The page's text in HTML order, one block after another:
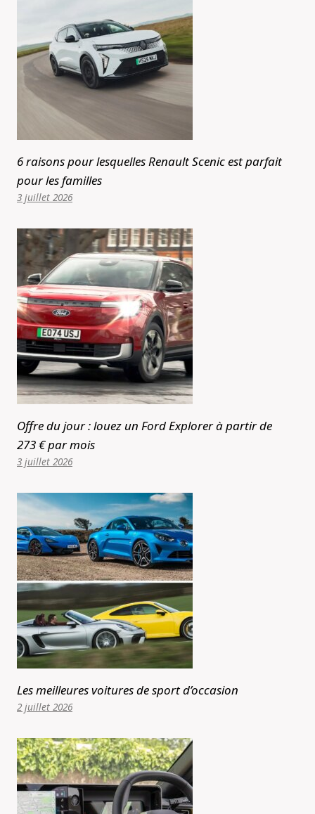
6 raisons pour lesquelles Renault Scenic est parfait
pour les familles
3 juillet 2026
Offre du jour : louez un Ford Explorer à partir de
273 € par mois
3 juillet 2026
Les meilleures voitures de sport d’occasion
2 juillet 2026